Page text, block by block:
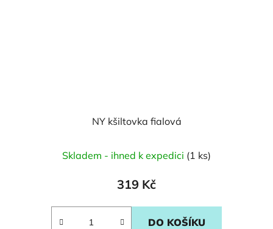
NY kšiltovka fialová
Skladem - ihned k expedici (1 ks)
319 Kč
DO KOŠÍKU